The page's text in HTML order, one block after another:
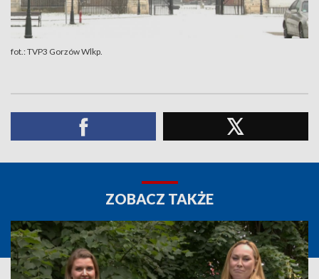
fot.: TVP3 Gorzów Wlkp.
ZOBACZ TAKŻE